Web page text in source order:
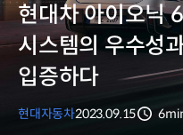
현대차 아이오닉
시스템의 우수성
입증하다
현대자동차2023.09.15